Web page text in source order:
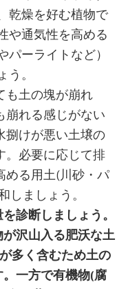
乾燥を好む植物で
や通気性を高める
パーライトなど）
う。
も土の塊が崩れ
崩れる感じがない
捌けが悪い土壌の
。必要に応じて排
める用土(川砂・パ
しましょう。
診断しましょう。
沢山入る肥沃な土
多く含むため土の
一方で有機物(腐